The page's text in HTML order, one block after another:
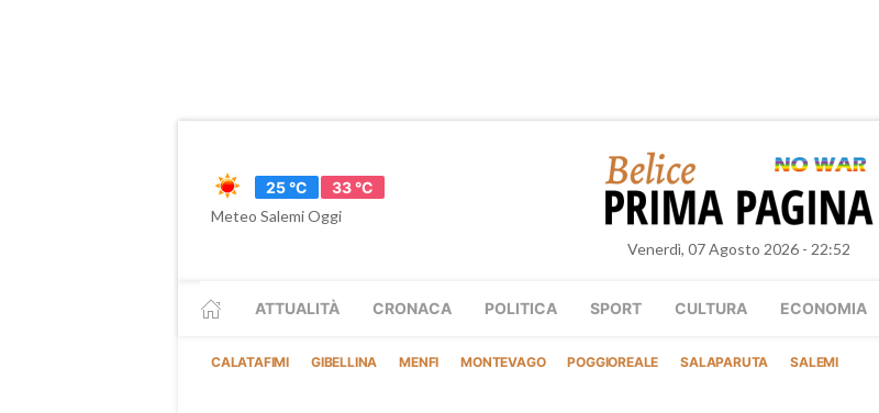
25 °C
33 °C
Meteo Salemi Oggi
Venerdì, 07 Agosto 2026 - 22:52
ATTUALITÀ CRONACA POLITICA SPORT CULTURA ECONOMIA
CALATAFIMI GIBELLINA MENFI MONTEVAGO POGGIOREALE SALAPARUTA SALEMI